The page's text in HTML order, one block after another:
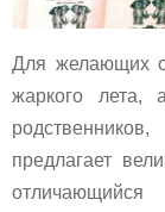
Для желающих
жаркого лета,
предлагает